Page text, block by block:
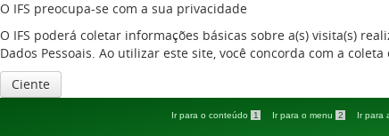
O IFS preocupa-se com a sua privacidade
O IFS poderá coletar informações básicas sobre a(s) visita(s)
Dados Pessoais. Ao utilizar este site, você concorda com a
Ciente
Ir para o conteúdo 1 Ir para o menu 2 Ir para